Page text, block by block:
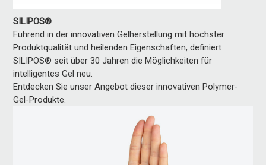
SILIPOS®
Führend in der innovativen Gelherstellung mit höchster
Produktqualität und heilenden Eigenschaften, definiert
SILIPOS® seit über 30 Jahren die Möglichkeiten für
intelligentes Gel neu.
Entdecken Sie unser Angebot dieser innovativen Polymer-
Gel-Produkte.